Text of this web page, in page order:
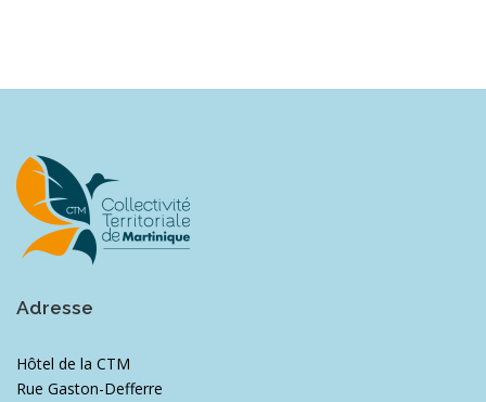
Adresse
Hôtel de la CTM
Rue Gaston-Defferre